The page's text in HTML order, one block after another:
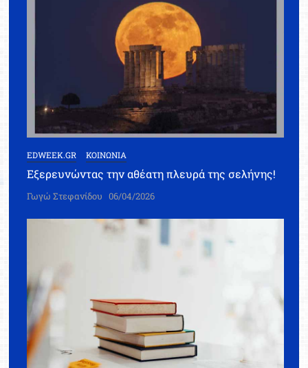
EDWEEK.GR ΚΟΙΝΩΝΙΑ
Εξερευνώντας την αθέατη πλευρά της σελήνης!
Γωγώ Στεφανίδου 06/04/2026